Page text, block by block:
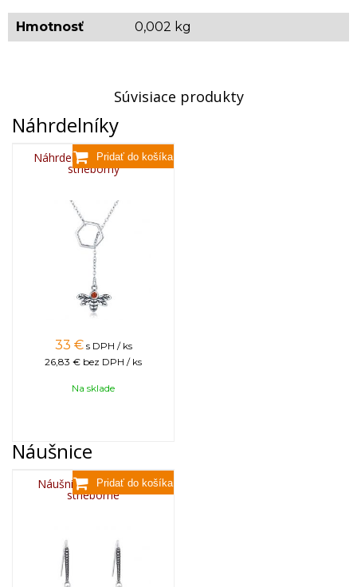
Hmotnosť 0,002 kg
Súvisiace produkty
Náhrdelníky
Náhrdelník včela NH01,
strieborný
33 € s DPH / ks
26,83 € bez DPH / ks
Na sklade
Náušnice
Náušnice včela NS01,
strieborné